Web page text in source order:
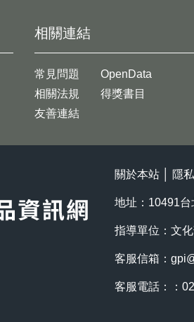
相關連結
常見問題
相關法規
友善連結
OpenData
得獎書目
關於本站 隱
地址：10491
指導單位：文
客服信箱：
客服電話：：